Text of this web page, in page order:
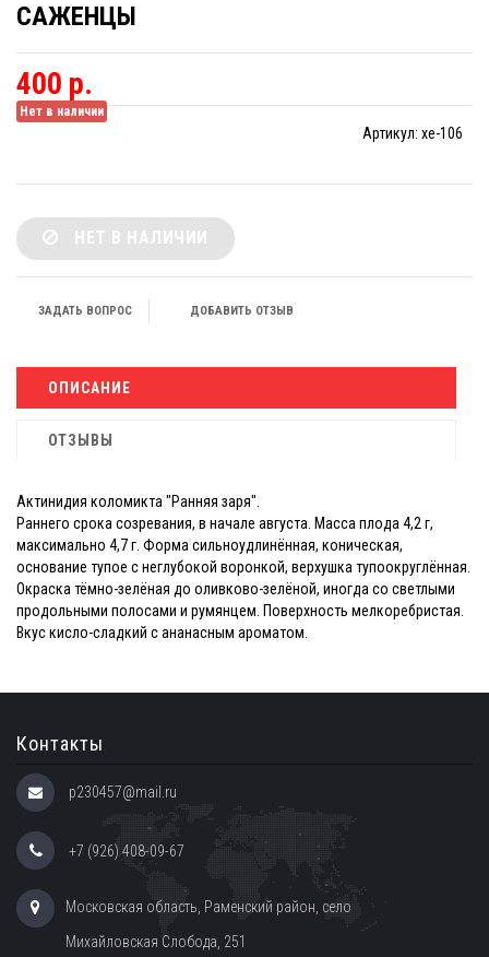
САЖЕНЦЫ
400 р.
Нет в наличии
Артикул: xe-106
НЕТ В НАЛИЧИИ
ЗАДАТЬ ВОПРОС ДОБАВИТЬ ОТЗЫВ
ОПИСАНИЕ
ОТЗЫВЫ
Актинидия коломикта "Ранняя заря".
Раннего срока созревания, в начале августа. Масса плода 4,2 г,
максимально 4,7 г. Форма сильноудлинённая, коническая,
основание тупое с неглубокой воронкой, верхушка тупоокруглённая.
Окраска тёмно-зелёная до оливково-зелёной, иногда со светлыми
продольными полосами и румянцем. Поверхность мелкоребристая.
Вкус кисло-сладкий с ананасным ароматом.
Контакты
p230457@mail.ru
+7 (926) 408-09-67
Московская область, Раменский район, село
Михайловская Слобода, 251